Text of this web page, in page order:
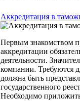
Аккредитация в
Первым знакомством
аккредитации
деятельности.
компании. Требуются
должна быть
государственного
Необходимо